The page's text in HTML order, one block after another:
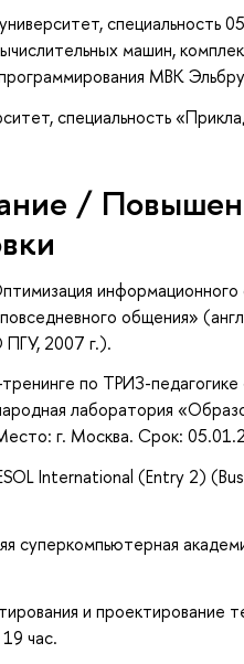
специальность
машин,
МВК
специальность
/
информационного
общения»
2007 г.).
по ТРИЗ-педагогике
лаборатория
г. Москва. Срок:
International (Entry 2)
суперкомпьютерная
и проектирование
час.